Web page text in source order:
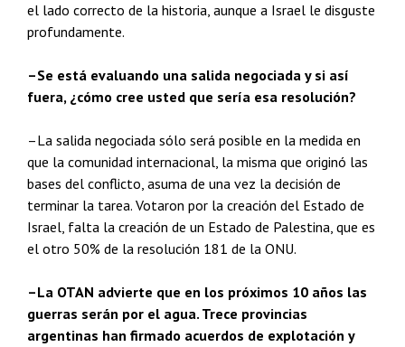
el lado correcto de la historia, aunque a Israel le disguste
profundamente.
–Se está evaluando una salida negociada y si así
fuera, ¿cómo cree usted que sería esa resolución?
–La salida negociada sólo será posible en la medida en
que la comunidad internacional, la misma que originó las
bases del conflicto, asuma de una vez la decisión de
terminar la tarea. Votaron por la creación del Estado de
Israel, falta la creación de un Estado de Palestina, que es
el otro 50% de la resolución 181 de la ONU.
–La OTAN advierte que en los próximos 10 años las
guerras serán por el agua. Trece provincias
argentinas han firmado acuerdos de explotación y